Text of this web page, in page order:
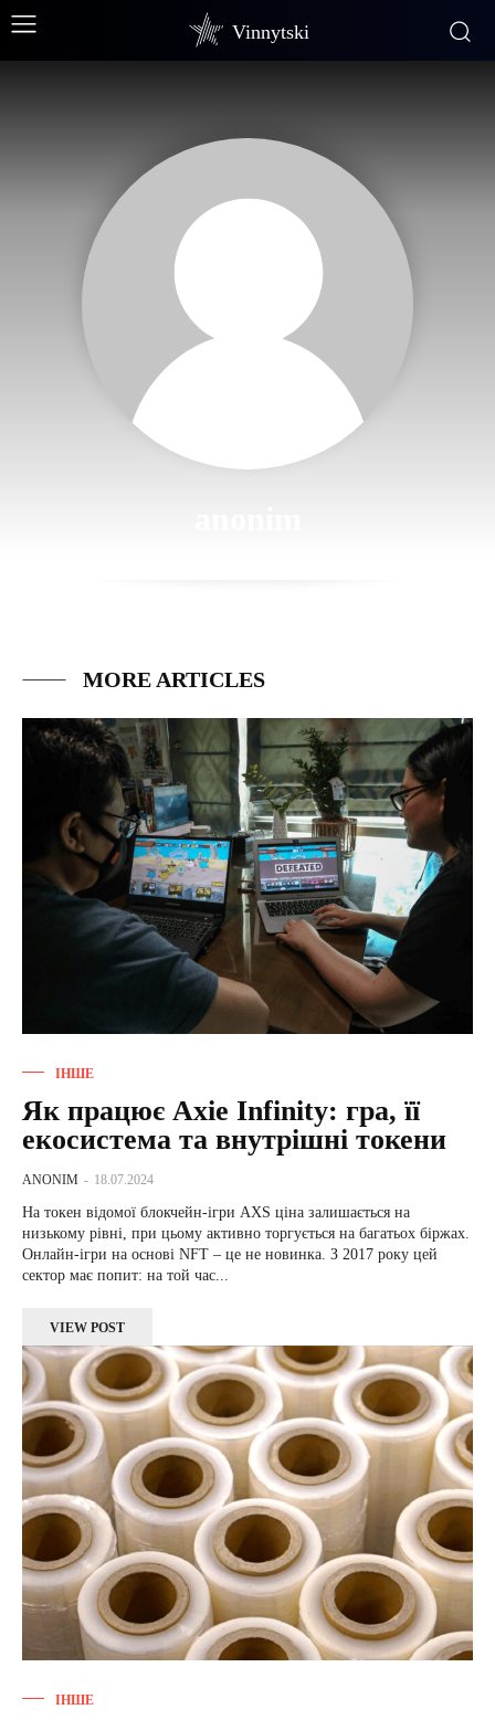
Vinnytski
MORE ARTICLES
ІНШЕ
Як працює Axie Infinity: гра, її
екосистема та внутрішні токени
ANONIM - 18.07.2024
На токен відомої блокчейн-ігри AXS ціна залишається на
низькому рівні, при цьому активно торгується на багатьох біржах.
Онлайн-ігри на основі NFT – це не новинка. З 2017 року цей
сектор має попит: на той час...
VIEW POST
ІНШЕ